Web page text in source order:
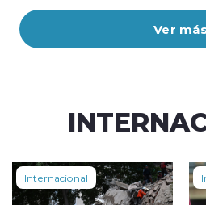
Ver
Internacional